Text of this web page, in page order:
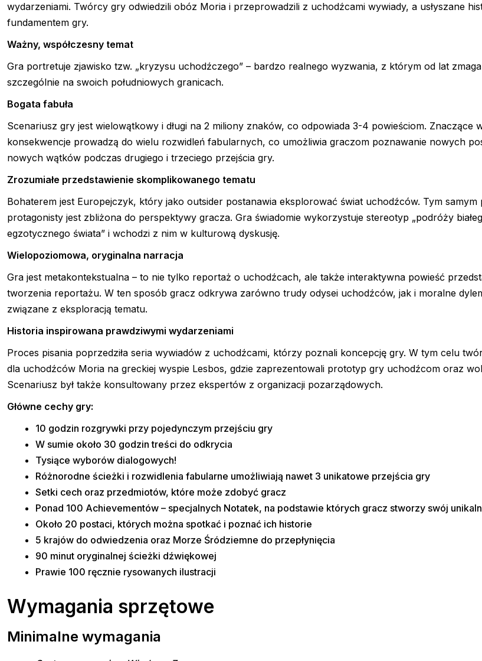
wydarzeniami. Twórcy gry odwiedzili obóz Moria i przeprowadzili z uchodźcami wywiady, a usłyszane
fundamentem gry.
Ważny, współczesny temat
Gra portretuje zjawisko tzw. „kryzysu uchodźczego” – bardzo realnego wyzwania, z którym od lat
szczególnie na swoich południowych granicach.
Bogata fabuła
Scenariusz gry jest wielowątkowy i długi na 2 miliony znaków, co odpowiada 3-4 powieściom. Znaczące
konsekwencje prowadzą do wielu rozwidleń fabularnych, co umożliwia graczom poznawanie nowych
nowych wątków podczas drugiego i trzeciego przejścia gry.
Zrozumiałe przedstawienie skomplikowanego tematu
Bohaterem jest Europejczyk, który jako outsider postanawia eksplorować świat uchodźców. Tym samym
protagonisty jest zbliżona do perspektywy gracza. Gra świadomie wykorzystuje stereotyp „podróży
egzotycznego świata” i wchodzi z nim w kulturową dyskusję.
Wielopoziomowa, oryginalna narracja
Gra jest metakontekstualna – to nie tylko reportaż o uchodźcach, ale także interaktywna powieść
tworzenia reportażu. W ten sposób gracz odkrywa zarówno trudy odysei uchodźców, jak i moralne
związane z eksploracją tematu.
Historia inspirowana prawdziwymi wydarzeniami
Proces pisania poprzedziła seria wywiadów z uchodźcami, którzy poznali koncepcję gry. W tym celu
dla uchodźców Moria na greckiej wyspie Lesbos, gdzie zaprezentowali prototyp gry uchodźcom oraz
Scenariusz był także konsultowany przez ekspertów z organizacji pozarządowych.
Główne cechy gry:
10 godzin rozgrywki przy pojedynczym przejściu gry
W sumie około 30 godzin treści do odkrycia
Tysiące wyborów dialogowych!
Różnorodne ścieżki i rozwidlenia fabularne umożliwiają nawet 3 unikatowe przejścia gry
Setki cech oraz przedmiotów, które może zdobyć gracz
Ponad 100 Achievementów – specjalnych Notatek, na podstawie których gracz stworzy swój
Około 20 postaci, których można spotkać i poznać ich historie
5 krajów do odwiedzenia oraz Morze Śródziemne do przepłynięcia
90 minut oryginalnej ścieżki dźwiękowej
Prawie 100 ręcznie rysowanych ilustracji
Wymagania sprzętowe
Minimalne wymagania